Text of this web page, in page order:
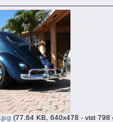
(77.64 KB, 640x478 - vist 798